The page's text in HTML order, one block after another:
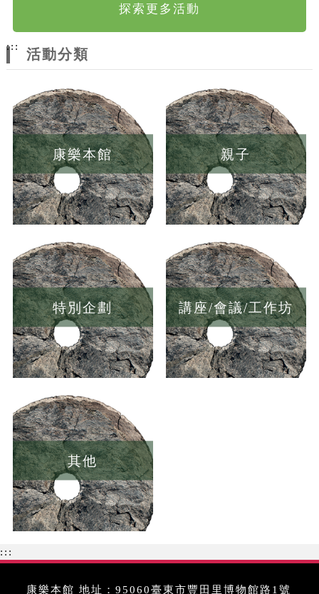
探索更多活動
:::
活動分類
康樂本館 親子
特別企劃 講座/會議/工作坊
其他
:::
康樂本館 地址：95060臺東市豐田里博物館路1號